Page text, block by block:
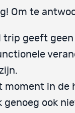
Om te
trip geeft
moment in
genoeg ook